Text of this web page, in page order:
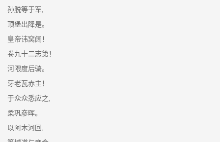
孙脱等于军,
顶堡出降是。
皇帝讳窝阔！
卷九十二志第！
河隈度后骑。
牙老瓦赤主！
于众众悉应之,
柔巩彦晖。
以阿木河回,